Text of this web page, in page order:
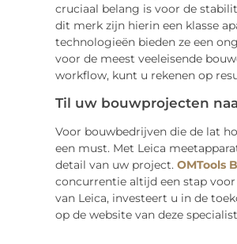
cruciaal belang is voor de
dit merk zijn hierin een klasse
technologieën bieden ze een
voor de meest veeleisende
workflow, kunt u rekenen op
Til uw bouwprojecten
Voor bouwbedrijven die de lat
een must. Met Leica
detail van uw project. OMTools
concurrentie altijd een stap
van Leica, investeert u in de
op de website van deze